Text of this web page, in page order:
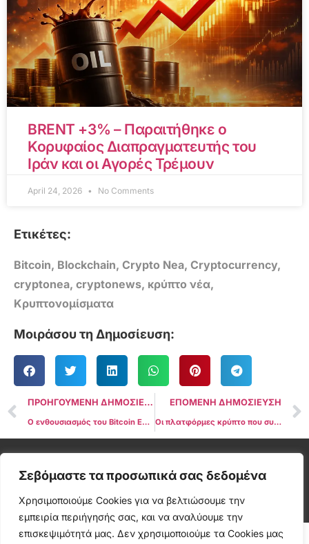
Σεβόμαστε τα προσωπικά σας δεδομένα
Χρησιμοποιούμε Cookies για να βελτιώσουμε την
εμπειρία περιήγησής σας, και να αναλύουμε την
επισκεψιμότητά μας. Δεν χρησιμοποιούμε τα Cookies μας
BRENT +3% – Παραιτήθηκε ο
Κορυφαίος Διαπραγματευτής του
Ιράν και οι Αγορές Τρέμουν
April 24, 2026 No Comments
Ετικέτες:
Bitcoin, Blockchain, Crypto Nea, Cryptocurrency,
cryptonea, cryptonews, κρύπτο νέα,
Κρυπτονομίσματα
Μοιράσου τη Δημοσίευση:
ΠΡΟΗΓΟΥΜΕΝΗ ΔΗΜΟΣΙΕΥΣΗ
Ο ενθουσιασμός του Bitcoin ETF επανέρχεται με έντονο ενδιαφέρον στην αγορά, ωθώντας την τιμή του BTC κοντά στα 38 χιλιάδες $
ΕΠΟΜΕΝΗ ΔΗΜΟΣΙΕΥΣΗ
Οι πλατφόρμες κρύπτο που συνδέονται με τον Justin Sun υφίστανται 4 παραβιάσεις σε διάστημα 2 μηνών
Cryptonea © All rights reserved